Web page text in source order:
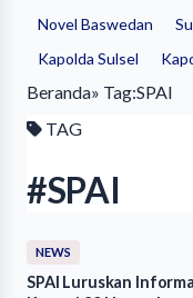
Novel Baswedan
Kapolda Sulsel
Beranda» Tag:SPAI
TAG
#SPAI
NEWS
SPAI Luruskan